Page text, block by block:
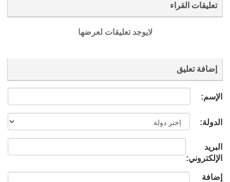
تعليقات القراء
لايوجد تعليقات لعرضها
إضافة تعليق
الإسم:
الدولة:
البريد
الإلكتروني:
إضافة